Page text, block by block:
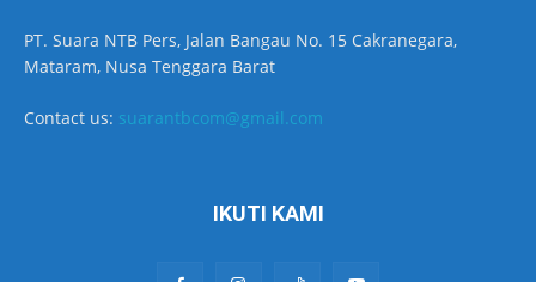
PT. Suara NTB Pers, Jalan Bangau No. 15 Cakranegara,
Mataram, Nusa Tenggara Barat
Contact us: suarantbcom@gmail.com
IKUTI KAMI